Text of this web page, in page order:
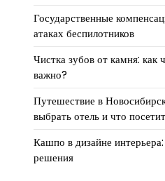
Государственные
атаках беспилотников
Чистка зубов от камня: как
важно?
Путешествие в
выбрать отель и что
Кашпо в дизайне
решения